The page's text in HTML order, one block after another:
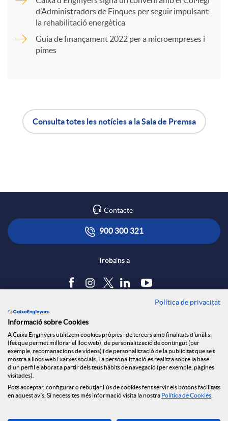
a
r
e
s
S
o
d’Administradors de Finques per seguir impulsant
la rehabilitació energètica
Guia de finançament 2022 per a microempreses i
pimes
i
c
i
o
ó
a
l
a
Consulta totes les notícies a la Sala de Premsa
Contacte
900 300 321
Troba'ns a
Política de cookies
Avís legal
Seguretat Online
Canal denúncies
Política de privacitat
Informació sobre Cookies
A Caixa Enginyers utilitzem cookies pròpies i de tercers amb finalitats d'anàlisi
(fet que permet millorar el lloc web), de personalització de contingut (per
exemple, recomanacions de vídeos) i de personalització de la publicitat que se't
mostra a llocs web i xarxes socials. La personalització es realitza sobre la base
d'un perfil elaborat a partir dels teus hàbits de navegació (per exemple, pàgines
visitades).
Pots acceptar, configurar o rebutjar l'ús de cookies fent servir els botons facilitats
en aquest avís. Si necessites més informació visita la nostra Política de Cookies